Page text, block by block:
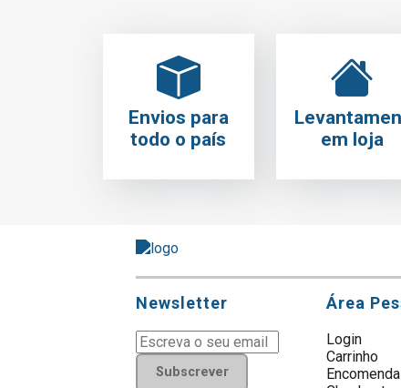
Envios para
todo o país
em loja
Newsletter
Subscrever
Área
Login
Carrinho